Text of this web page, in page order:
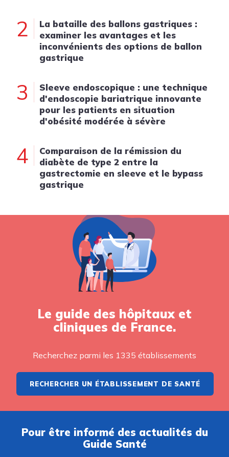
2
La bataille des ballons gastriques :
examiner les avantages et les
inconvénients des options de ballon
gastrique
3
Sleeve endoscopique : une technique
d'endoscopie bariatrique innovante
pour les patients en situation
d'obésité modérée à sévère
4
Comparaison de la rémission du
diabète de type 2 entre la
gastrectomie en sleeve et le bypass
gastrique
Le guide des hôpitaux et
cliniques de France.
Recherchez parmi les 1335 établissements
RECHERCHER UN ÉTABLISSEMENT DE SANTÉ
Pour être informé des actualités du
Guide Santé